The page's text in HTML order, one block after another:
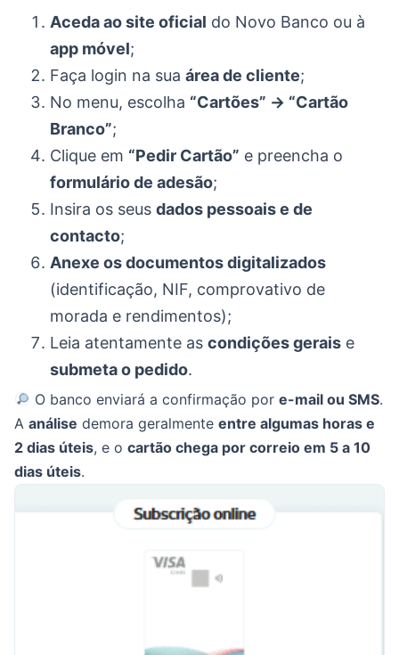
Aceda ao site oficial do Novo Banco ou à
app móvel;
Faça login na sua área de cliente;
No menu, escolha “Cartões” → “Cartão
Branco”;
Clique em “Pedir Cartão” e preencha o
formulário de adesão;
Insira os seus dados pessoais e de
contacto;
Anexe os documentos digitalizados
(identificação, NIF, comprovativo de
morada e rendimentos);
Leia atentamente as condições gerais e
submeta o pedido.
O banco enviará a confirmação pore-mail ou SMS.
A análise demora geralmente entre algumas horas e
2 dias úteis, e o cartão chega por correio em 5 a 10
dias úteis.